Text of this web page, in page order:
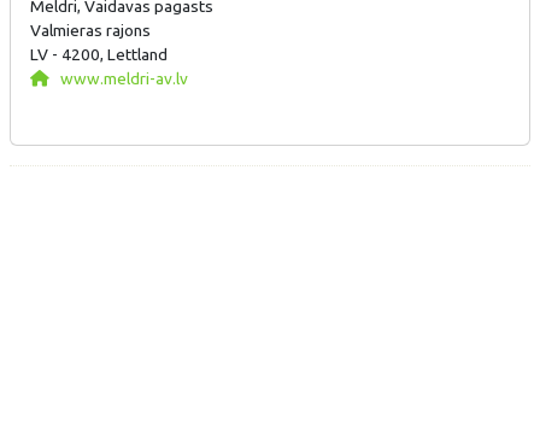
Meldri, Vaidavas pagasts
Valmieras rajons
LV - 4200, Lettland
www.meldri-av.lv